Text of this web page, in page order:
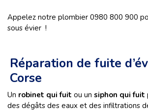
Appelez notre plombier 0980 800 900
sous évier !
Réparation de fuite
Corse
Un robinet qui fuit ou un siphon qui fuit
des dégâts des eaux et des infiltrations